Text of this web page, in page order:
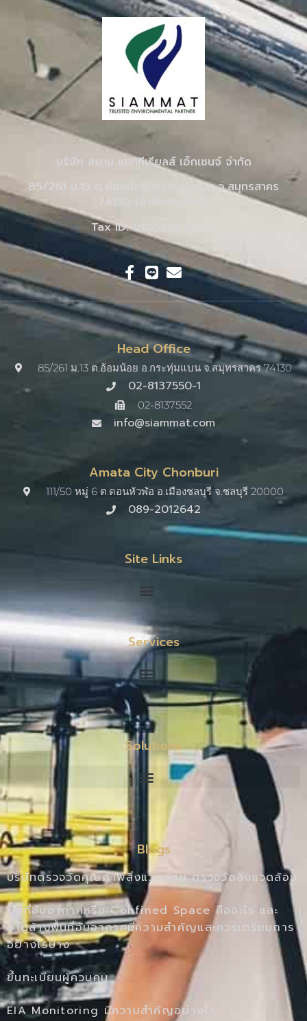
บริษัท สยาม แมททีเรียลส์ เอ็กเชนจ์ จำกัด
85/261 ม.13 ต.อ้อมน้อย อ.กระทุ่มแบน จ.สมุทรสาคร
74130 (สำนักงานใหญ่)
Tax ID: 0105548110551
Head Office
85/261 ม.13 ต.อ้อมน้อย อ.กระทุ่มแบน จ.สมุทรสาคร 74130
02-8137550-1
02-8137552
info@siammat.com
Amata City Chonburi
111/50 หมู่ 6 ต.ดอนหัวฬ่อ อ.เมืองชลบุรี จ.ชลบุรี 20000​
089-2012642
Site Links
Services
Solutions
Blogs
บริษัทตรวจวัดคุณภาพสิ่งแวดล้อม ตรวจวัดสิ่งแวดล้อม
พื้นที่อับอากาศหรือ Confined Space คืออะไร และ
งานล้างพื้นที่อับอากาศมีความสำคัญและควรเตรียมการ
อย่างไรบ้าง
ขึ้นทะเบียนผู้ควบคุม
EIA Monitoring มีความสำคัญอย่างไร